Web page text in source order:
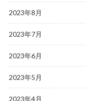
2023年8月
2023年7月
2023年6月
2023年5月
2023年4月